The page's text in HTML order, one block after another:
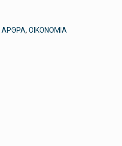
ΑΡΘΡΑ, ΟΙΚΟΝΟΜΙΑ